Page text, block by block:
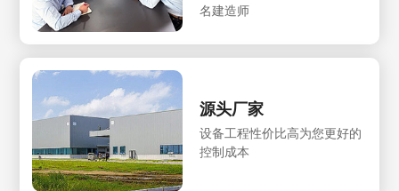
名建造师
源头厂家
设备工程性价比高为您更好的
控制成本